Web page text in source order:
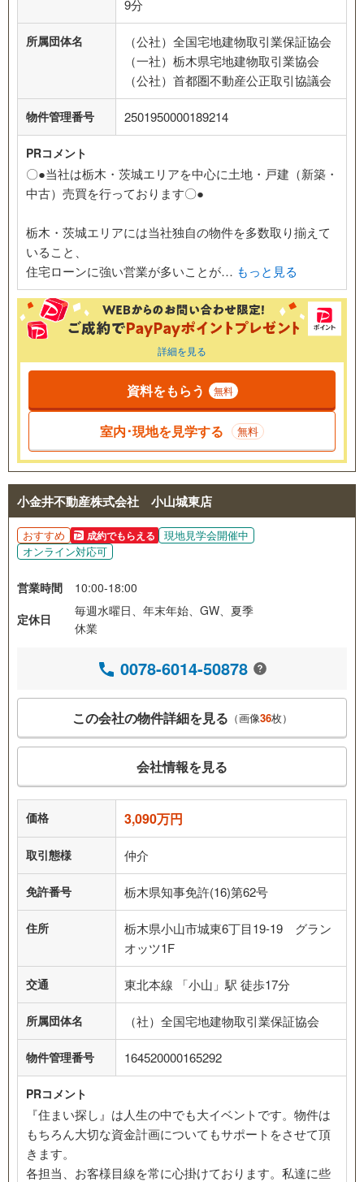
9分
所属団体名
（公社）全国宅地建物取引業保証協会
（一社）栃木県宅地建物取引業協会
（公社）首都圏不動産公正取引協議会
物件管理番号 2501950000189214
PRコメント
〇●当社は栃木・茨城エリアを中心に土地・戸建（新築・
中古）売買を行っております〇●
栃木・茨城エリアには当社独自の物件を多数取り揃えて
いること、
住宅ローンに強い営業が多いことが… もっと見る
詳細を見る
資料をもらう 無料
室内･現地を見学する 無料
小金井不動産株式会社 小山城東店
おすすめ 成約でもらえる
現地見学会開催中
オンライン対応可
営業時間
10:00-18:00
定休日
毎週水曜日、年末年始、GW、夏季
休業
0078-6014-50878
この会社の物件詳細を見る （画像36枚）
会社情報を見る
価格 3,090万円
取引態様 仲介
免許番号 栃木県知事免許(16)第62号
住所
栃木県小山市城東6丁目19-19 グラン
オッツ1F
交通 東北本線 「小山」駅 徒歩17分
所属団体名 （社）全国宅地建物取引業保証協会
物件管理番号 164520000165292
PRコメント
『住まい探し』は人生の中でも大イベントです。物件は
もちろん大切な資金計画についてもサポートをさせて頂
きます。
各担当、お客様目線を常に心掛けております。私達に些